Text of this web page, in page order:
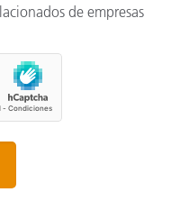
de empresas